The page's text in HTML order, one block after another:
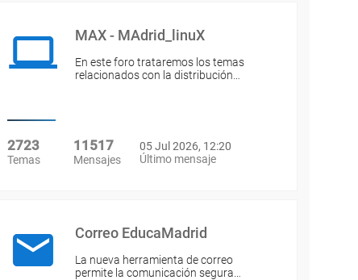
MAX - MAdrid_linuX
En este foro trataremos los temas
relacionados con la distribución…
2723
Temas
11517
Mensajes
05 Jul 2026, 12:20
Último mensaje
Correo EducaMadrid
La nueva herramienta de correo
permite la comunicación segura…